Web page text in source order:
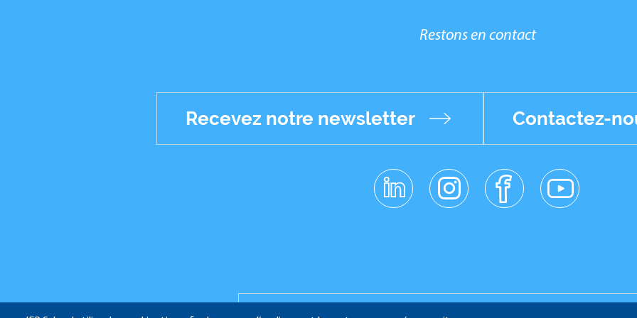
Restons en contact
Recevez notre newsletter Contactez-
linkedin
instagr
am
facebo
ok
youtub
e